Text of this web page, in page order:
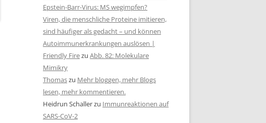
Epstein-Barr-Virus: MS wegimpfen?
Viren, die menschliche Proteine imitieren,
sind häufiger als gedacht – und können
Autoimmunerkrankungen auslösen |
Friendly Firezu Abb. 82: Molekulare
Mimikry
Thomaszu Mehr bloggen, mehr Blogs
lesen, mehr kommentieren.
Heidrun Schallerzu Immunreaktionen auf
SARS-CoV-2